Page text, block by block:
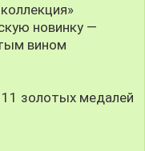
новинку —
вином
золотых медалей